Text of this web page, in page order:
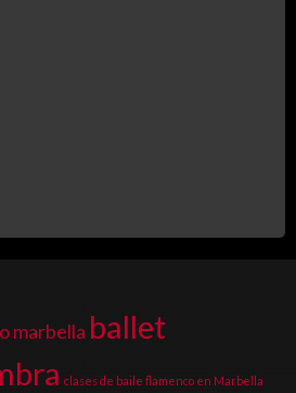
marbella ballet
clases de baile flamenco en Marbella